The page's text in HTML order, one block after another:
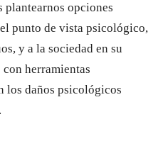
plantearnos opciones
punto de vista psicológico,
y a la sociedad en su
herramientas
los daños psicológicos